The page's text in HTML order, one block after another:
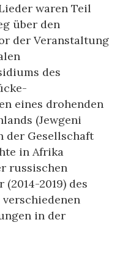
waren Teil
über den
der Veranstaltung
des
eines drohenden
(Jewgeni
der Gesellschaft
in Afrika
russischen
2019) des
in der